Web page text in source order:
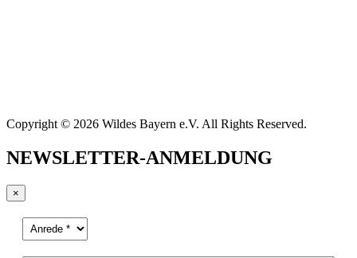
Copyright © 2026 Wildes Bayern e.V. All Rights Reserved.
NEWSLETTER-ANMELDUNG
×